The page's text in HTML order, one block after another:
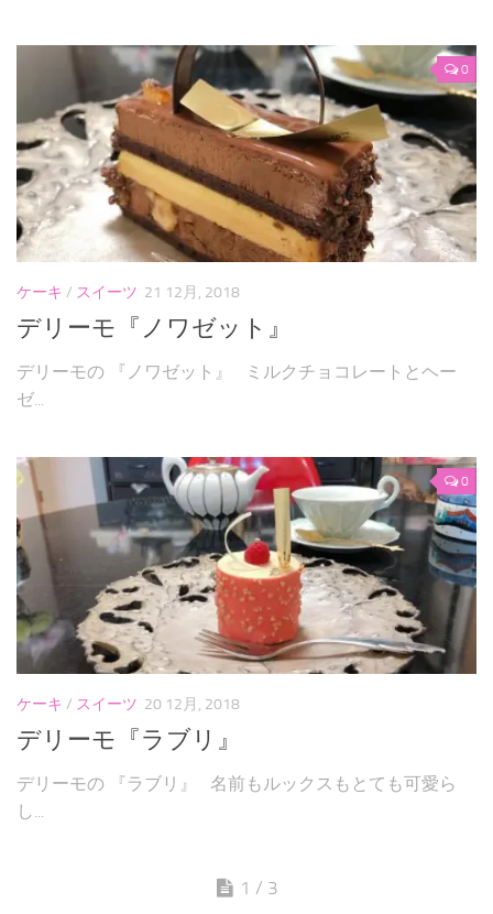
0
ケーキ / スイーツ 21 12月, 2018
デリーモ『ノワゼット』
デリーモの 『ノワゼット』 ミルクチョコレートとヘー
ゼ...
0
ケーキ / スイーツ 20 12月, 2018
デリーモ『ラブリ』
デリーモの 『ラブリ』 名前もルックスもとても可愛ら
し...
1 / 3